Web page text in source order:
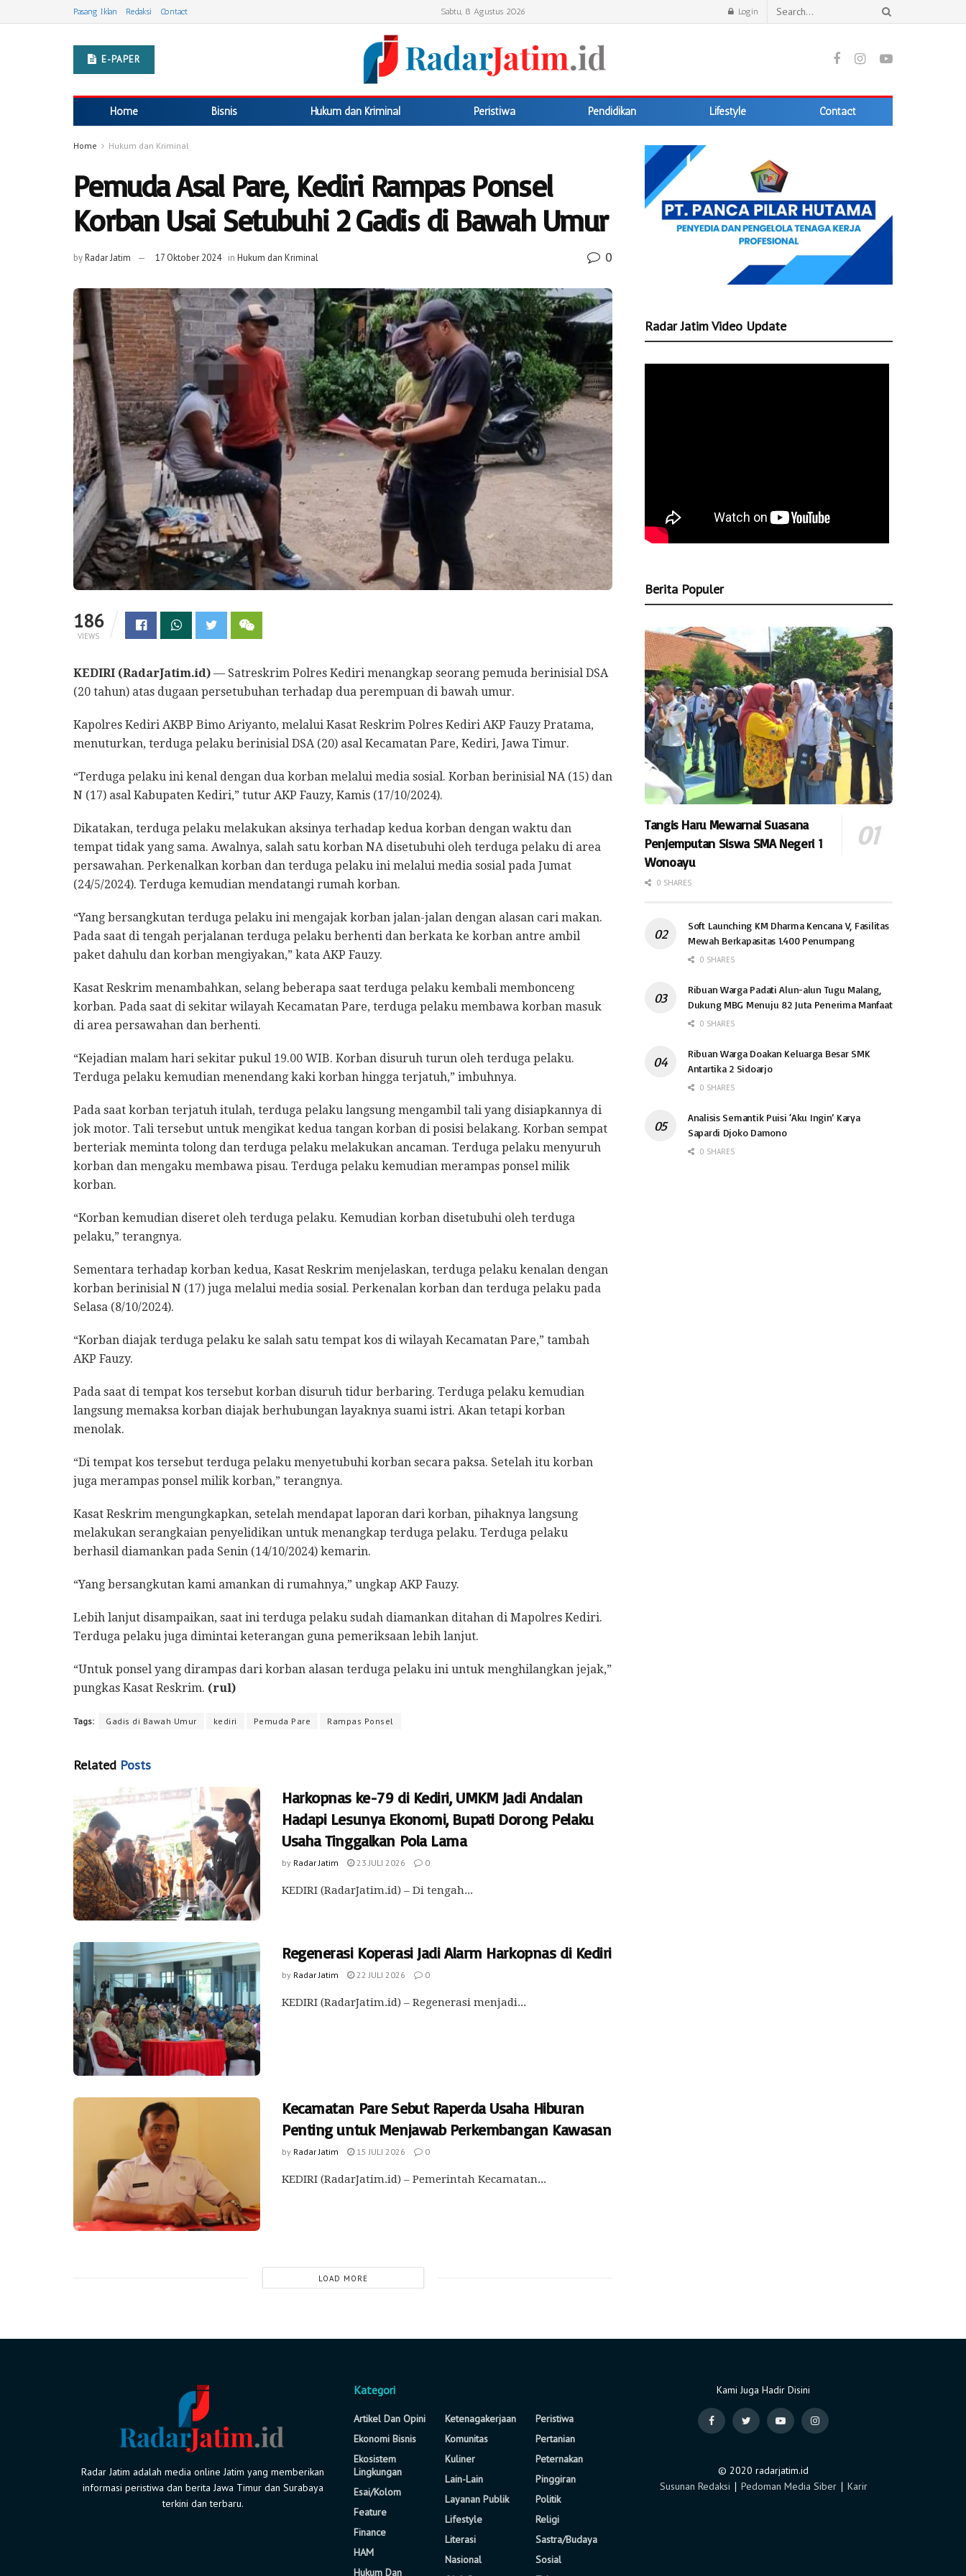
Pasang Iklan Redaksi Contact Sabtu, 8 Agustus 2026 Login
E-PAPER
Home Bisnis Hukum dan Kriminal Peristiwa Pendidikan Lifestyle Contact
Home Hukum dan Kriminal
Pemuda Asal Pare, Kediri Rampas Ponsel
Korban Usai Setubuhi 2 Gadis di Bawah Umur
byRadar Jatim 17 Oktober 2024 in Hukum dan Kriminal 0
186
VIEWS
KEDIRI (RadarJatim.id) — Satreskrim Polres Kediri menangkap seorang pemuda berinisial DSA
(20 tahun) atas dugaan persetubuhan terhadap dua perempuan di bawah umur.
Kapolres Kediri AKBP Bimo Ariyanto, melalui Kasat Reskrim Polres Kediri AKP Fauzy Pratama,
menuturkan, terduga pelaku berinisial DSA (20) asal Kecamatan Pare, Kediri, Jawa Timur.
“Terduga pelaku ini kenal dengan dua korban melalui media sosial. Korban berinisial NA (15) dan
N (17) asal Kabupaten Kediri,” tutur AKP Fauzy, Kamis (17/10/2024).
Dikatakan, terduga pelaku melakukan aksinya terhadap kedua korban dengan waktu dan
tempat tidak yang sama. Awalnya, salah satu korban NA disetubuhi oleh terduga pelaku di area
persawahan. Perkenalkan korban dan terduga pelaku ini melalui media sosial pada Jumat
(24/5/2024). Terduga kemudian mendatangi rumah korban.
“Yang bersangkutan terduga pelaku ini mengajak korban jalan-jalan dengan alasan cari makan.
Pada saat di tengah perjalanan terduga pelaku berhenti dan berkata ke korban antre ambil
paket dahulu dan korban mengiyakan,” kata AKP Fauzy.
Kasat Reskrim menambahkan, selang beberapa saat terduga pelaku kembali membonceng
korban. Pada saat di sekitar wilayah Kecamatan Pare, terduga pelaku membawa korban masuk
di area persawahan dan berhenti.
“Kejadian malam hari sekitar pukul 19.00 WIB. Korban disuruh turun oleh terduga pelaku.
Terduga pelaku kemudian menendang kaki korban hingga terjatuh,” imbuhnya.
Pada saat korban terjatuh itulah, terduga pelaku langsung mengambil tali yang disiapkannya di
jok motor. Tali tersebut untuk mengikat kedua tangan korban di posisi belakang. Korban sempat
berteriak meminta tolong dan terduga pelaku melakukan ancaman. Terduga pelaku menyuruh
korban dan mengaku membawa pisau. Terduga pelaku kemudian merampas ponsel milik
korban.
“Korban kemudian diseret oleh terduga pelaku. Kemudian korban disetubuhi oleh terduga
pelaku,” terangnya.
Sementara terhadap korban kedua, Kasat Reskrim menjelaskan, terduga pelaku kenalan dengan
korban berinisial N (17) juga melalui media sosial. Perkenalan korban dan terduga pelaku pada
Selasa (8/10/2024).
“Korban diajak terduga pelaku ke salah satu tempat kos di wilayah Kecamatan Pare,” tambah
AKP Fauzy.
Pada saat di tempat kos tersebut korban disuruh tidur berbaring. Terduga pelaku kemudian
langsung memaksa korban diajak berhubungan layaknya suami istri. Akan tetapi korban
menolak.
“Di tempat kos tersebut terduga pelaku menyetubuhi korban secara paksa. Setelah itu korban
juga merampas ponsel milik korban,” terangnya.
Kasat Reskrim mengungkapkan, setelah mendapat laporan dari korban, pihaknya langsung
melakukan serangkaian penyelidikan untuk menangkap terduga pelaku. Terduga pelaku
berhasil diamankan pada Senin (14/10/2024) kemarin.
“Yang bersangkutan kami amankan di rumahnya,” ungkap AKP Fauzy.
Lebih lanjut disampaikan, saat ini terduga pelaku sudah diamankan ditahan di Mapolres Kediri.
Terduga pelaku juga dimintai keterangan guna pemeriksaan lebih lanjut.
“Untuk ponsel yang dirampas dari korban alasan terduga pelaku ini untuk menghilangkan jejak,”
pungkas Kasat Reskrim. (rul)
Tags: Gadis di Bawah Umur kediri Pemuda Pare Rampas Ponsel
Related Posts
Harkopnas ke-79 di Kediri, UMKM Jadi Andalan
Hadapi Lesunya Ekonomi, Bupati Dorong Pelaku
Usaha Tinggalkan Pola Lama
by Radar Jatim 23 JULI 2026 0
KEDIRI (RadarJatim.id) – Di tengah...
Regenerasi Koperasi Jadi Alarm Harkopnas di Kediri
by Radar Jatim 22 JULI 2026 0
KEDIRI (RadarJatim.id) – Regenerasi menjadi...
Kecamatan Pare Sebut Raperda Usaha Hiburan
Penting untuk Menjawab Perkembangan Kawasan
by Radar Jatim 15 JULI 2026 0
KEDIRI (RadarJatim.id) – Pemerintah Kecamatan...
LOAD MORE
Radar Jatim Video Update
Berita Populer
Tangis Haru Mewarnai Suasana
Penjemputan Siswa SMA Negeri 1
Wonoayu
0 SHARES
Soft Launching KM Dharma Kencana V, Fasilitas
Mewah Berkapasitas 1.400 Penumpang
0 SHARES
Ribuan Warga Padati Alun-alun Tugu Malang,
Dukung MBG Menuju 82 Juta Penerima Manfaat
0 SHARES
Ribuan Warga Doakan Keluarga Besar SMK
Antartika 2 Sidoarjo
0 SHARES
Analisis Semantik Puisi ‘Aku Ingin’ Karya
Sapardi Djoko Damono
0 SHARES
Radar Jatim adalah media online Jatim yang memberikan
informasi peristiwa dan berita Jawa Timur dan Surabaya
terkini dan terbaru.
Kategori
Artikel Dan Opini
Ekonomi Bisnis
Ekosistem
Lingkungan
Esai/Kolom
Feature
Finance
HAM
Hukum Dan
Ketenagakerjaan
Komunitas
Kuliner
Lain-Lain
Layanan Publik
Lifestyle
Literasi
Nasional
Peristiwa
Pertanian
Peternakan
Pinggiran
Politik
Religi
Sastra/Budaya
Sosial
Kami Juga Hadir Disini
© 2020 radarjatim.id
Susunan Redaksi ∣ Pedoman Media Siber∣ Karir